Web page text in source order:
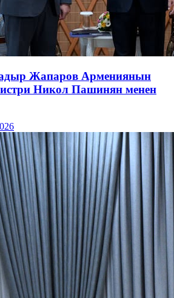
Жапаров Армениянын
Никол Пашинян менен